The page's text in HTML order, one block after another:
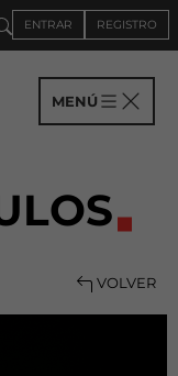
ENTRAR REGISTRO
MENÚ
VOLVER